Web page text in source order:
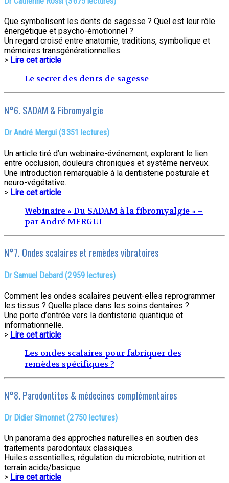
Que symbolisent les dents de sagesse ? Quel est leur rôle
énergétique et psycho-émotionnel ?
Un regard croisé entre anatomie, traditions, symbolique et
mémoires transgénérationnelles.
> Lire cet article
Le secret des dents de sagesse
N°6. SADAM & Fibromyalgie
Dr André Mergui (3 351 lectures)
Un article tiré d’un webinaire-événement, explorant le lien
entre occlusion, douleurs chroniques et système nerveux.
Une introduction remarquable à la dentisterie posturale et
neuro-végétative.
> Lire cet article
Webinaire « Du SADAM à la fibromyalgie » –
par André MERGUI
N°7. Ondes scalaires et remèdes vibratoires
Dr Samuel Debard (2 959 lectures)
Comment les ondes scalaires peuvent-elles reprogrammer
les tissus ? Quelle place dans les soins dentaires ?
Une porte d’entrée vers la dentisterie quantique et
informationnelle.
> Lire cet article
Les ondes scalaires pour fabriquer des
remèdes spécifiques ?
N°8. Parodontites & médecines complémentaires
Dr Didier Simonnet (2 750 lectures)
Un panorama des approches naturelles en soutien des
traitements parodontaux classiques.
Huiles essentielles, régulation du microbiote, nutrition et
terrain acide/basique.
> Lire cet article